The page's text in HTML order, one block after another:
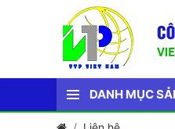
DANH MỤC